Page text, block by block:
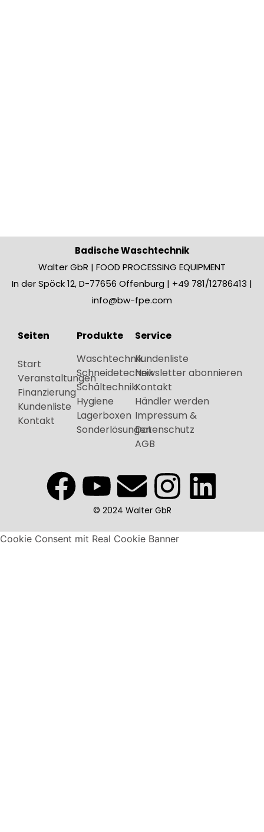
Badische Waschtechnik
Walter GbR | FOOD PROCESSING EQUIPMENT
In der Spöck 12, D-77656 Offenburg | +49 781/12786413 |
info@bw-fpe.com
Seiten
Start
Veranstaltungen
Finanzierung
Kundenliste
Kontakt
Produkte
Waschtechnik
Schneidetechnik
Schältechnik
Hygiene
Lagerboxen
Sonderlösungen
Service
Kundenliste
Newsletter abonnieren
Kontakt
Händler werden
Impressum &
Datenschutz
AGB
© 2024 Walter GbR
Cookie Consent mit Real Cookie Banner